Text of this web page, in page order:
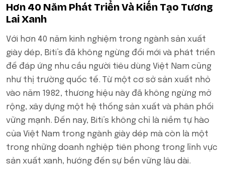
Hơn 40 Năm Phát Triển Và Kiến Tạo Tương
Lai Xanh
Với hơn 40 năm kinh nghiệm trong ngành sản xuất
giày dép, Biti’s đã không ngừng đổi mới và phát triển
để đáp ứng nhu cầu người tiêu dùng Việt Nam cũng
như thị trường quốc tế. Từ một cơ sở sản xuất nhỏ
vào năm 1982, thương hiệu này đã không ngừng mở
rộng, xây dựng một hệ thống sản xuất và phân phối
vững mạnh. Đến nay, Biti’s không chỉ là niềm tự hào
của Việt Nam trong ngành giày dép mà còn là một
trong những doanh nghiệp tiên phong trong lĩnh vực
sản xuất xanh, hướng đến sự bền vững lâu dài.